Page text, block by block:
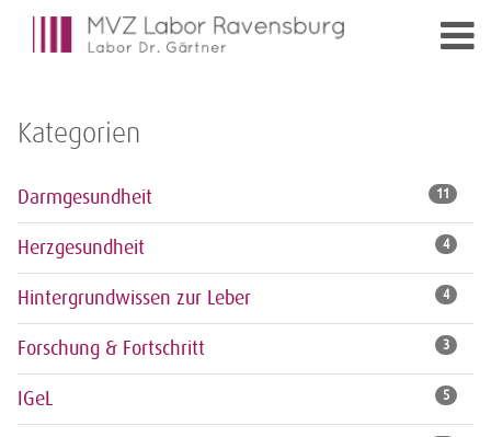
Kategorien
Darmgesundheit 11
Herzgesundheit 4
Hintergrundwissen zur Leber 4
Forschung & Fortschritt 3
IGeL 5